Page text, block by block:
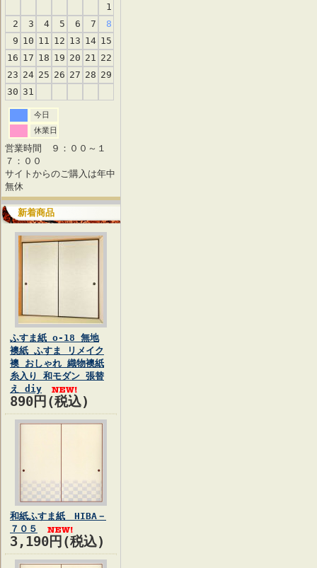
1
2
3 4 5 6 7
8
9 10 11 12 13 14 15
16 17 18 19 20 21 22
23 24 25 26 27 28 29
30 31
今日
休業日
営業時間 ９：００～１
７：００
サイトからのご購入は年中
無休
新着商品
ふすま紙 o-18 無地
襖紙 ふすま リメイク
襖 おしゃれ 織物襖紙
糸入り 和モダン 張替
え diy
890円(税込)
和紙ふすま紙 HIBA－
７０５
3,190円(税込)